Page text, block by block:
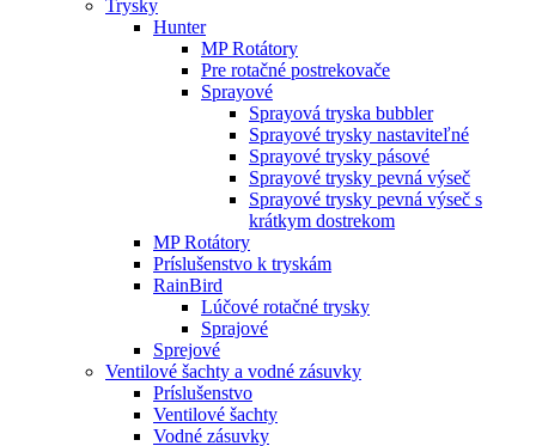
Trysky
Hunter
MP Rotátory
Pre rotačné postrekovače
Sprayové
Sprayová tryska bubbler
Sprayové trysky nastaviteľné
Sprayové trysky pásové
Sprayové trysky pevná výseč
Sprayové trysky pevná výseč s
krátkym dostrekom
MP Rotátory
Príslušenstvo k tryskám
RainBird
Lúčové rotačné trysky
Sprajové
Sprejové
Ventilové šachty a vodné zásuvky
Príslušenstvo
Ventilové šachty
Vodné zásuvky